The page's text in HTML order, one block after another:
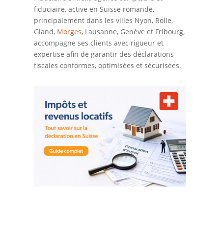
fiduciaire, active en Suisse romande,
principalement dans les villes Nyon, Rolle,
Gland, Morges, Lausanne, Genève et Fribourg,
accompagne ses clients avec rigueur et
expertise afin de garantir des déclarations
fiscales conformes, optimisées et sécurisées.